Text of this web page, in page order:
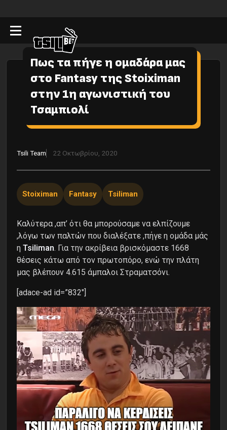
Πως τα πήγε η ομαδάρα μας
στο Fantasy της Stoiximan
στην 1η αγωνιστική του
Τσαμπιολί
Tsili Team 22 Οκτωβρίου, 2020
Stoiximan Fantasy Tsiliman
Καλύτερα ,απ’ ότι θα μπορούσαμε να ελπίζουμε
,λόγω των παλτών που διαλέξατε ,πήγε η ομάδα μάς
η Tsiliman. Για την ακρίβεια βρισκόμαστε 1668
θέσεις κάτω από τον πρωτοπόρο, ενώ την πλάτη
μας βλέπουν 4.615 άμπαλοι Στραματσόνι.
[adace-ad id=”832″]